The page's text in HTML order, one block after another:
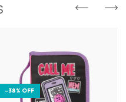
-38% OFF